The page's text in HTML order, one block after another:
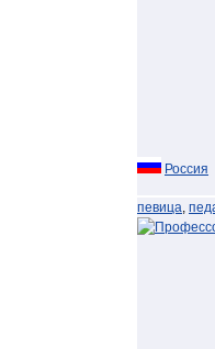
Россия
певица,